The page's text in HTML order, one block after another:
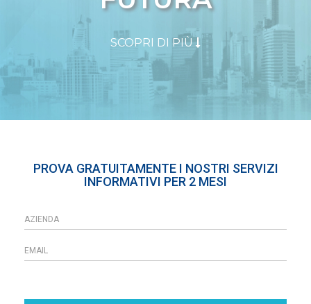
SCOPRI DI PIÙ
PROVA GRATUITAMENTE I NOSTRI SERVIZI
INFORMATIVI PER 2 MESI